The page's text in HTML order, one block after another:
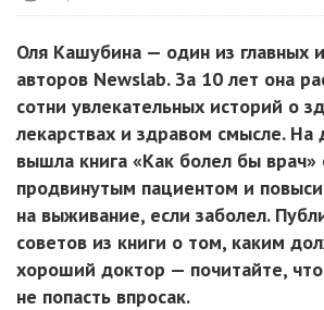
Оля Кашубина — один из главных
авторов Newslab. За 10 лет она
сотни увлекательных историй о
лекарствах и здравом смысле. На
вышла книга «Как болел бы
продвинутым пациентом и
на выживание, если заболел.
советов из книги о том, каким
хороший доктор — почитайте,
не попасть впросак.